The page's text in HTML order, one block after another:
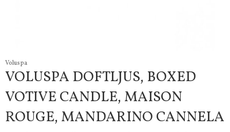
Voluspa
VOLUSPA DOFTLJUS, BOXED
VOTIVE CANDLE, MAISON
ROUGE, MANDARINO CANNELA